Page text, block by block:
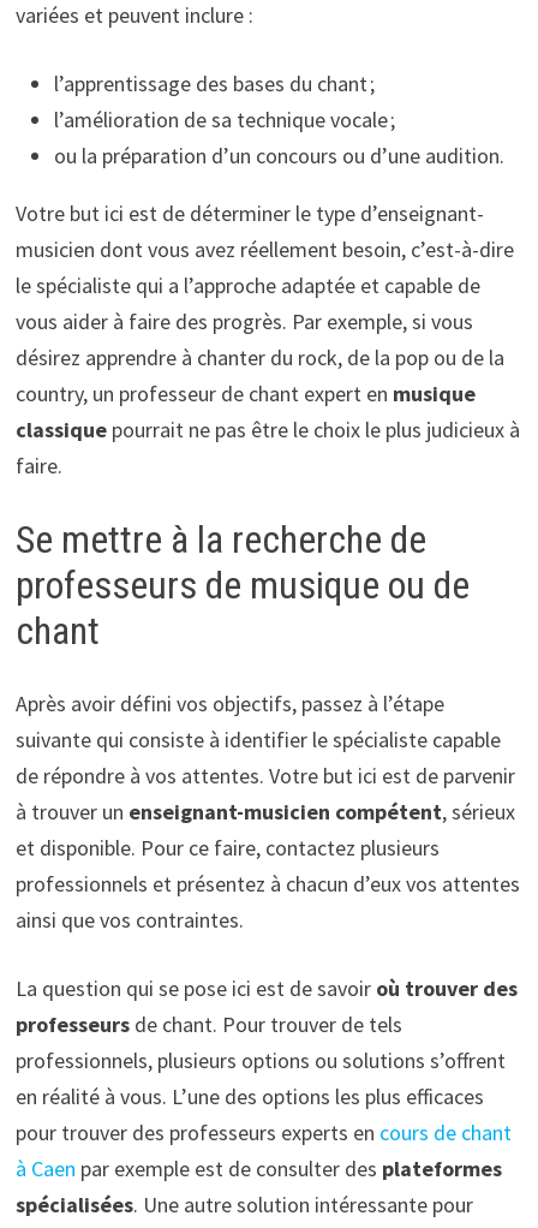
variées et peuvent inclure :
l’apprentissage des bases du chant ;
l’amélioration de sa technique vocale ;
ou la préparation d’un concours ou d’une audition.
Votre but ici est de déterminer le type d’enseignant-
musicien dont vous avez réellement besoin, c’est-à-dire
le spécialiste qui a l’approche adaptée et capable de
vous aider à faire des progrès. Par exemple, si vous
désirez apprendre à chanter du rock, de la pop ou de la
country, un professeur de chant expert en musique
classiquepourrait ne pas être le choix le plus judicieux à
faire.
Se mettre à la recherche de
professeurs de musique ou de
chant
Après avoir défini vos objectifs, passez à l’étape
suivante qui consiste à identifier le spécialiste capable
de répondre à vos attentes. Votre but ici est de parvenir
à trouver un enseignant-musicien compétent, sérieux
et disponible. Pour ce faire, contactez plusieurs
professionnels et présentez à chacun d’eux vos attentes
ainsi que vos contraintes.
La question qui se pose ici est de savoir où trouver des
professeursde chant. Pour trouver de tels
professionnels, plusieurs options ou solutions s’offrent
en réalité à vous. L’une des options les plus efficaces
pour trouver des professeurs experts en cours de chant
à Caen par exemple est de consulter des plateformes
spécialisées. Une autre solution intéressante pour